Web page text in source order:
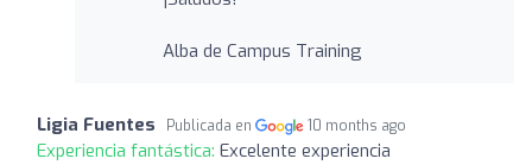
Alba de Campus Training
Ligia Fuentes Publicada en 10 months ago
Experiencia fantástica: Excelente experiencia